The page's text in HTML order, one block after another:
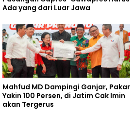
Ada yang dari Luar Jawa
Mahfud MD Dampingi Ganjar, Pakar
Yakin 100 Persen, di Jatim Cak Imin
akan Tergerus